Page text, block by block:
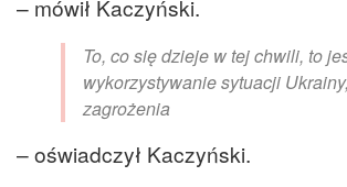
– mówił Kaczyński.
To, co się dzieje w tej chwili, to
wykorzystywanie sytuacji
zagrożenia
– oświadczył Kaczyński.